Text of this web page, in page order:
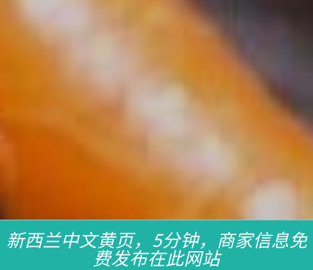
新西兰中文黄页，5分钟，商家信息免
费发布在此网站